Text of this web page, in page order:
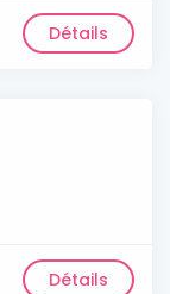
Détails
Détails